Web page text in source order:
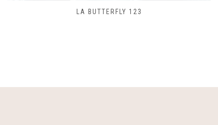
SAC LACET 480